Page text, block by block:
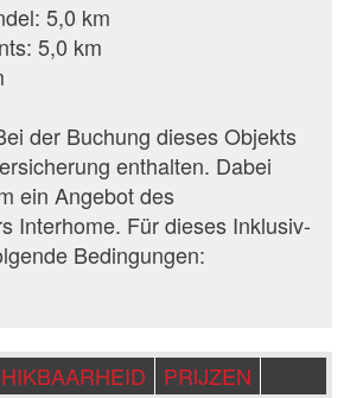
5,0 km
5,0 km
der Buchung dieses Objekts
enthalten. Dabei
ein Angebot des
Interhome. Für dieses Inklusiv-
Bedingungen:
PRIJZEN